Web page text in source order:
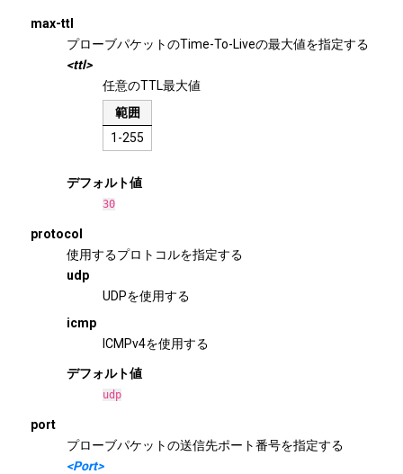
max-ttl
プローブパケットのTime-To-Liveの最大値を指定する
<ttl>
任意のTTL最大値
範囲
1-255
デフォルト値
30
protocol
使用するプロトコルを指定する
udp
UDPを使用する
icmp
ICMPv4を使用する
デフォルト値
udp
port
プローブパケットの送信先ポート番号を指定する
<Port>